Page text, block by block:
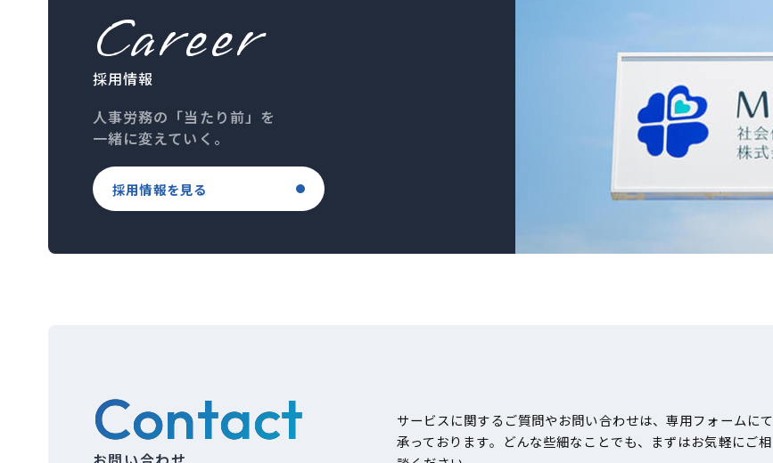
Career
採用情報
人事労務の「当たり前」を
一緒に変えていく。
採用情報を見る
Contact
サービスに関するご質問やお問い合わせは、専用フォームにて
承っております。どんな些細なことでも、まずはお気軽にご相